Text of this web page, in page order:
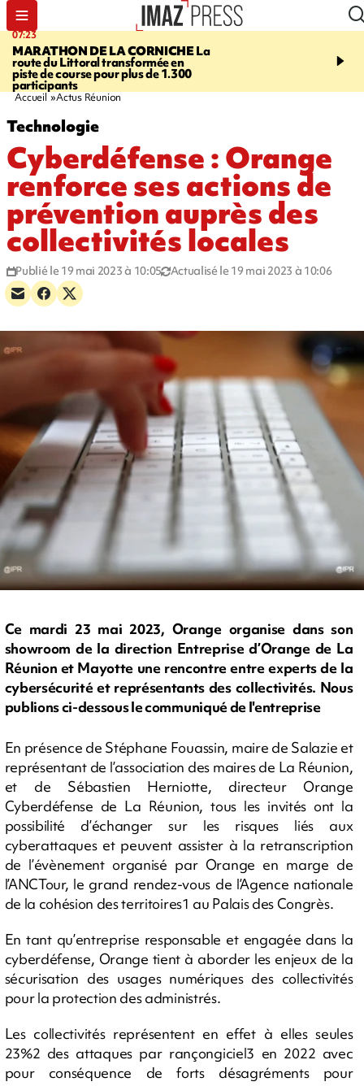
07:23
MARATHON DE LA CORNICHELa
route du Littoral transformée en
piste de course pour plus de 1.300
participants
08:37
braderie de l'océan
Accueil Actus Réunion
Technologie
Cyberdéfense : Orange
renforce ses actions de
prévention auprès des
collectivités locales
Publié le 19 mai 2023 à 10:05 Actualisé le 19 mai 2023 à 10:06
Ce mardi 23 mai 2023, Orange organise dans son
showroom de la direction Entreprise d’Orange de La
Réunion et Mayotte une rencontre entre experts de la
cybersécurité et représentants des collectivités. Nous
publions ci-dessous le communiqué de l'entreprise
En présence de Stéphane Fouassin, maire de Salazie et
représentant de l’association des maires de La Réunion,
et de Sébastien Herniotte, directeur Orange
Cyberdéfense de La Réunion, tous les invités ont la
possibilité d’échanger sur les risques liés aux
cyberattaques et peuvent assister à la retranscription
de l’évènement organisé par Orange en marge de
l’ANCTour, le grand rendez-vous de l’Agence nationale
de la cohésion des territoires1 au Palais des Congrès.
En tant qu’entreprise responsable et engagée dans la
cyberdéfense, Orange tient à aborder les enjeux de la
sécurisation des usages numériques des collectivités
pour la protection des administrés.
Les collectivités représentent en effet à elles seules
23%2 des attaques par rançongiciel3 en 2022 avec
pour conséquence de forts désagréments pour